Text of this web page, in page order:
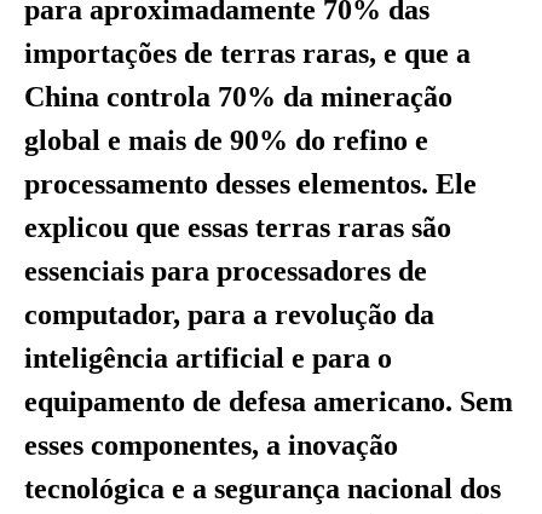
para aproximadamente 70% das
importações de terras raras, e que a
China controla 70% da mineração
global e mais de 90% do refino e
processamento desses elementos. Ele
explicou que essas terras raras são
essenciais para processadores de
computador, para a revolução da
inteligência artificial e para o
equipamento de defesa americano. Sem
esses componentes, a inovação
tecnológica e a segurança nacional dos